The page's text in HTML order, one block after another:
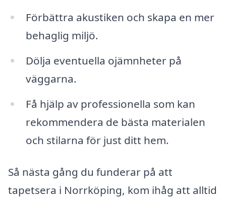
Förbättra akustiken och skapa en mer
behaglig miljö.
Dölja eventuella ojämnheter på
väggarna.
Få hjälp av professionella som kan
rekommendera de bästa materialen
och stilarna för just ditt hem.
Så nästa gång du funderar på att
tapetsera i Norrköping, kom ihåg att alltid